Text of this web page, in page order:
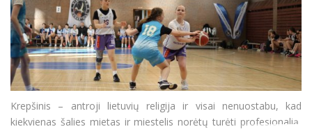
Krepšinis – antroji lietuvių religija ir visai nenuostabu, kad
kiekvienas šalies mietas ir miestelis norėtų turėti profesionalią,